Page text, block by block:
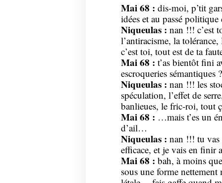
Mai 68 : dis-moi, p’tit
idées et au passé
Niqueulas : nan !!! c’est
l’antiracisme, la
c’est toi, tout est de ta
Mai 68 : t’as bientôt fini
escroqueries sémantiques ?
Niqueulas : nan !!! les
spéculation, l’effet de
banlieues, le fric-roi, tout
Mai 68 : …mais t’es un
d’ail…
Niqueulas : nan !!! tu vas
efficace, et je vais en finir
Mai 68 : bah, à moins
sous une forme